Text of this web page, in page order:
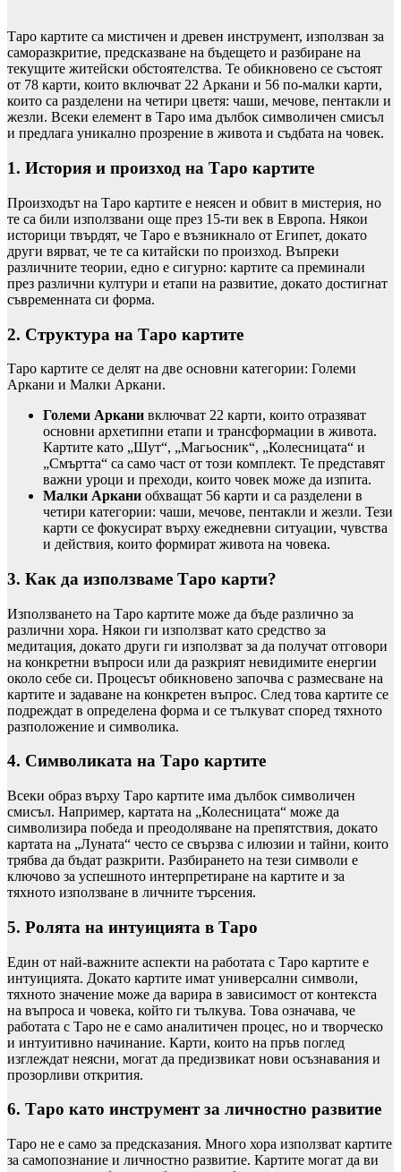
Таро картите са мистичен и древен инструмент, използван за
саморазкритие, предсказване на бъдещето и разбиране на
текущите житейски обстоятелства. Те обикновено се състоят
от 78 карти, които включват 22 Аркани и 56 по-малки карти,
които са разделени на четири цветя: чаши, мечове, пентакли и
жезли. Всеки елемент в Таро има дълбок символичен смисъл
и предлага уникално прозрение в живота и съдбата на човек.
1. История и произход на Таро картите
Произходът на Таро картите е неясен и обвит в мистерия, но
те са били използвани още през 15-ти век в Европа. Някои
историци твърдят, че Таро е възникнало от Египет, докато
други вярват, че те са китайски по произход. Въпреки
различните теории, едно е сигурно: картите са преминали
през различни култури и етапи на развитие, докато достигнат
съвременната си форма.
2. Структура на Таро картите
Таро картите се делят на две основни категории: Големи
Аркани и Малки Аркани.
Големи Аркани включват 22 карти, които отразяват
основни архетипни етапи и трансформации в живота.
Картите като „Шут“, „Магьосник“, „Колесницата“ и
„Смъртта“ са само част от този комплект. Те представят
важни уроци и преходи, които човек може да изпита.
Малки Аркани обхващат 56 карти и са разделени в
четири категории: чаши, мечове, пентакли и жезли. Тези
карти се фокусират върху ежедневни ситуации, чувства
и действия, които формират живота на човека.
3. Как да използваме Таро карти?
Използването на Таро картите може да бъде различно за
различни хора. Някои ги използват като средство за
медитация, докато други ги използват за да получат отговори
на конкретни въпроси или да разкрият невидимите енергии
около себе си. Процесът обикновено започва с размесване на
картите и задаване на конкретен въпрос. След това картите се
подреждат в определена форма и се тълкуват според тяхното
разположение и символика.
4. Символиката на Таро картите
Всеки образ върху Таро картите има дълбок символичен
смисъл. Например, картата на „Колесницата“ може да
символизира победа и преодоляване на препятствия, докато
картата на „Луната“ често се свързва с илюзии и тайни, които
трябва да бъдат разкрити. Разбирането на тези символи е
ключово за успешното интерпретиране на картите и за
тяхното използване в личните търсения.
5. Ролята на интуицията в Таро
Един от най-важните аспекти на работата с Таро картите е
интуицията. Докато картите имат универсални символи,
тяхното значение може да варира в зависимост от контекста
на въпроса и човека, който ги тълкува. Това означава, че
работата с Таро не е само аналитичен процес, но и творческо
и интуитивно начинание. Карти, които на пръв поглед
изглеждат неясни, могат да предизвикат нови осъзнавания и
прозорливи открития.
6. Таро като инструмент за личностно развитие
Таро не е само за предсказания. Много хора използват картите
за самопознание и личностно развитие. Картите могат да ви